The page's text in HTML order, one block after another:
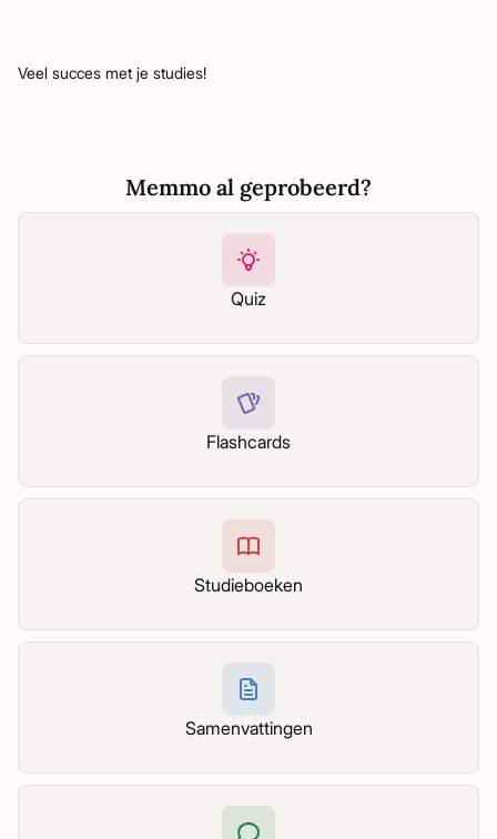
Veel succes met je studies!
Memmo al geprobeerd?
Quiz
Flashcards
Studieboeken
Samenvattingen